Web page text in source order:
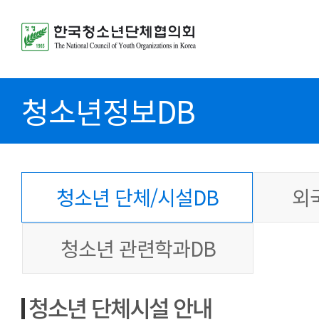
청소년정보DB
청소년 단체/시설DB
외
청소년 관련학과DB
청소년 단체시설 안내